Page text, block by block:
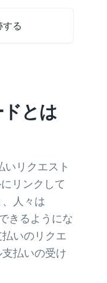
する
とは
リクエスト
リンクして
人々は
きるようにな
いのリクエ
払いの受け